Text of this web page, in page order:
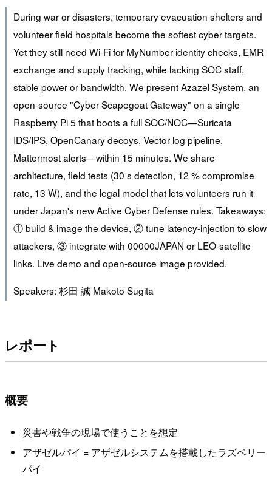
During war or disasters, temporary evacuation shelters and
volunteer field hospitals become the softest cyber targets.
Yet they still need Wi-Fi for MyNumber identity checks, EMR
exchange and supply tracking, while lacking SOC staff,
stable power or bandwidth. We present Azazel System, an
open-source "Cyber Scapegoat Gateway" on a single
Raspberry Pi 5 that boots a full SOC/NOC—Suricata
IDS/IPS, OpenCanary decoys, Vector log pipeline,
Mattermost alerts—within 15 minutes. We share
architecture, field tests (30 s detection, 12 % compromise
rate, 13 W), and the legal model that lets volunteers run it
under Japan's new Active Cyber Defense rules. Takeaways:
① build & image the device, ② tune latency-injection to slow
attackers, ③ integrate with 00000JAPAN or LEO-satellite
links. Live demo and open-source image provided.
Speakers: 杉田 誠 Makoto Sugita
レポート
概要
災害や戦争の現場で使うことを想定
アザゼルパイ = アザゼルシステムを搭載したラズベリー
パイ